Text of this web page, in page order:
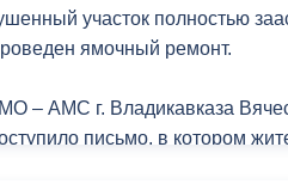
участок полностью
ямочный ремонт.
– АМС г. Владикавказа
письмо, в котором